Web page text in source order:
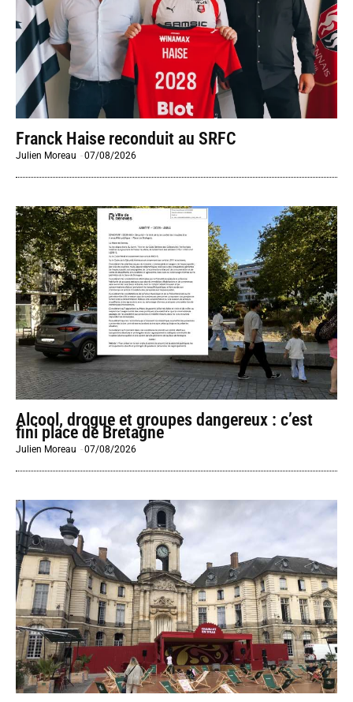
Franck Haise reconduit au SRFC
Julien Moreau -07/08/2026
Alcool, drogue et groupes dangereux : c’est
fini place de Bretagne
Julien Moreau -07/08/2026